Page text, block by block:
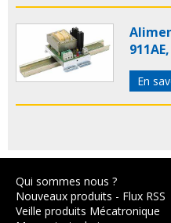
En
Qui sommes nous ?
Nouveaux produits - Flux RSS
Veille produits Mécatronique